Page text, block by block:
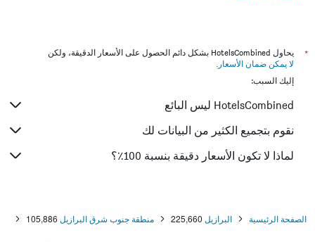
*
يحاول HotelsCombined بشكل دائم الحصول على الأسعار الدقيقة، ولكن
لا يمكن ضمان الأسعار .
إليك السبب:
HotelsCombined ليس البائع
نقوم بتجميع الكثير من البيانات لك
لماذا لا تكون الأسعار دقيقة بنسبة 100٪؟
الصفحة الرئيسية البرازيل 225,660 منطقة جنوب شرق البرازيل 105,886